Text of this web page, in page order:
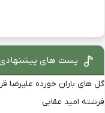
پست های پیشنهادی
گل های باران خورده علیرضا
فرشته امید عقابی